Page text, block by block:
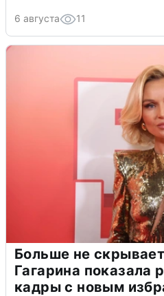
6 августа 11
Больше не
Гагарина показала
кадры с новым